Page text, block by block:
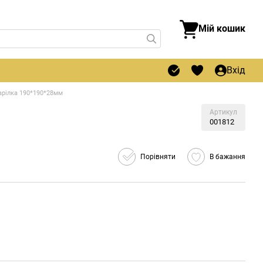
Мій кошик
Вхід
190*190*28мм
Артикул
001812
Порівняти В бажання